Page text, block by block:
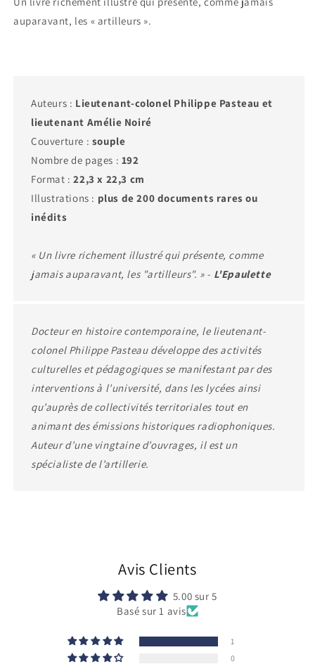
auparavant, les « artilleurs ».
Auteurs : Lieutenant-colonel Philippe Pasteau et
lieutenant Amélie Noiré
Couverture : souple
Nombre de pages : 192
Format :22,3 x 22,3 cm
Illustrations : plus de 200 documents rares ou
inédits
« Un livre richement illustré qui présente, comme
jamais auparavant, les "artilleurs". » - L'Epaulette
Docteur en histoire contemporaine, le lieutenant-
colonel Philippe Pasteau développe des activités
culturelles et pédagogiques se manifestant par des
interventions à l’université, dans les lycées ainsi
qu’auprès de collectivités territoriales tout en
animant des émissions historiques radiophoniques.
Auteur d’une vingtaine d’ouvrages, il est un
spécialiste de l’artillerie.
Avis Clients
5.00 sur 5
Basé sur 1 avis
1
0